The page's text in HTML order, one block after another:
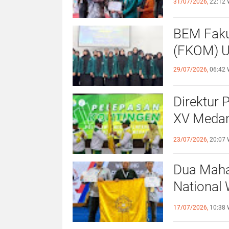
31/07/2026, 22:12
BEM
29/07/2026, 06:42
Direktur
XV
23/07/2026, 20:07
Dua
National
Surabaya
17/07/2026, 10:38